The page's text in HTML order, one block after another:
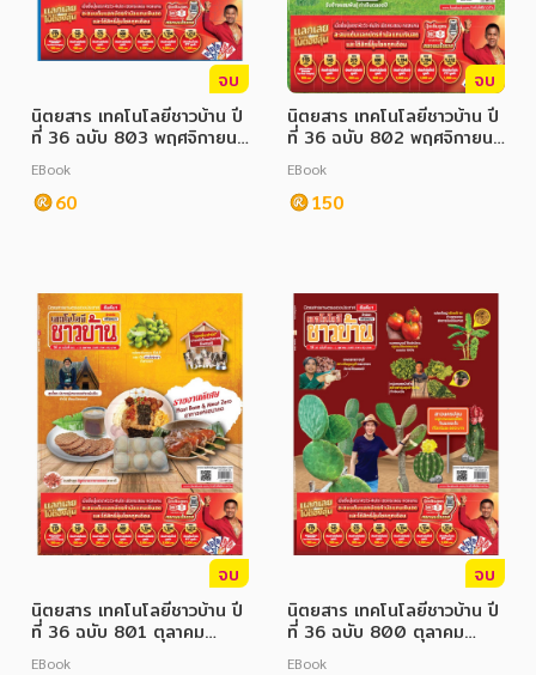
จบ
นิตยสาร เทคโนโลยีชาวบ้าน ปี
ที่ 36 ฉบับ 803 พฤศจิกายน
2566
EBook
60
จบ
นิตยสาร เทคโนโลยีชาวบ้าน ปี
ที่ 36 ฉบับ 802 พฤศจิกายน
2566
EBook
150
จบ
นิตยสาร เทคโนโลยีชาวบ้าน ปี
ที่ 36 ฉบับ 801 ตุลาคม
2566
EBook
จบ
นิตยสาร เทคโนโลยีชาวบ้าน ปี
ที่ 36 ฉบับ 800 ตุลาคม
2566
EBook